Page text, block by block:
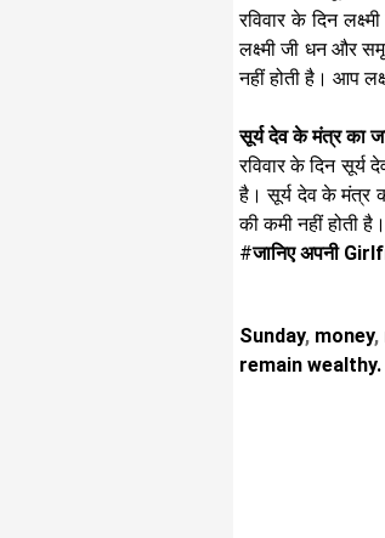
रविवार के दिन
लक्ष्मी जी धन और
नहीं होती है। आप
सूर्य देव के मंत्र का
रविवार के दिन
है। सूर्य देव के मंत्र
की कमी नहीं होती
#जानिए अपनी
Sunday, money,
remain wealthy.